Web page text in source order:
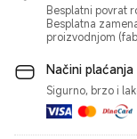
Besplatni povrat
Besplatna
proizvodnjom
Načini plaćanja
Sigurno, brzo i